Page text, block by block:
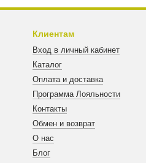
Клиентам
Вход в личный кабинет
Каталог
Оплата и доставка
Программа Лояльности
Контакты
Обмен и возврат
О нас
Блог